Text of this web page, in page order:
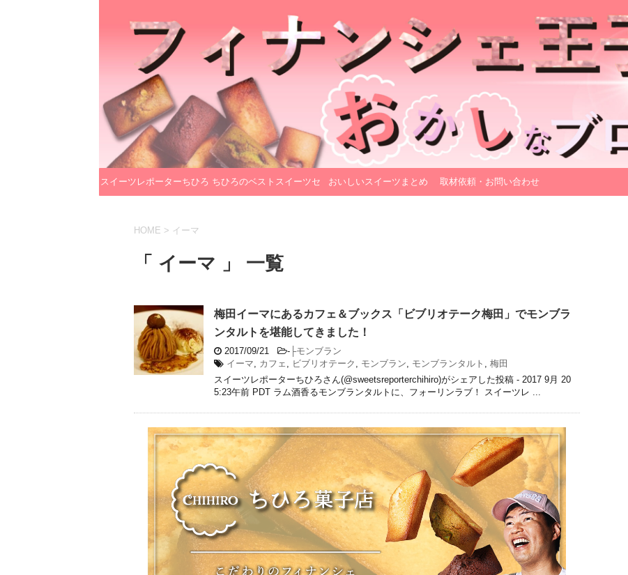
スイーツレポーターちひろ ちひろのベストスイーツセ おいしいスイーツまとめ 取材依頼・お問い合わせ
HOME > イーマ
「 イーマ 」 一覧
梅田イーマにあるカフェ＆ブックス「ビブリオテーク梅田」でモンブラ
ンタルトを堪能してきました！
2017/09/21 - ├モンブラン
イーマ
カフェ ビブリオテーク モンブラン モンブランタルト
梅田
スイーツレポーターちひろさん(@sweetsreporterchihiro)がシェアした投稿 - 2017 9月 20
5:23午前 PDT ラム酒香るモンブランタルトに、フォーリンラブ！ スイーツレ ...